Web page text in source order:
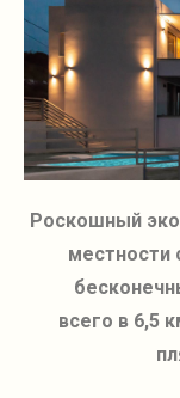
Роскошный
местности
всего в 6,5